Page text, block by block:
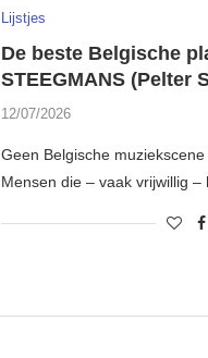
Lijstjes
De beste Belgische
STEEGMANS (Pelter
12/07/2026
Geen Belgische
Mensen die – vaak vrijwillig